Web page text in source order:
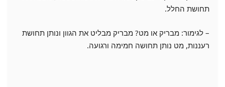
תחושת החלל.
– לגימור: מבריק או מט? מבריק מבליט את הגוון ונותן תחושת
רעננות, מט נותן תחושה חמימה ורגועה.